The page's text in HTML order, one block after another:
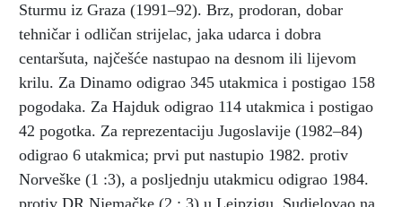
Sturmu iz Graza (1991–92). Brz, prodoran, dobar
tehničar i odličan strijelac, jaka udarca i dobra
centaršuta, najčešće nastupao na desnom ili lijevom
krilu. Za Dinamo odigrao 345 utakmica i postigao 158
pogodaka. Za Hajduk odigrao 114 utakmica i postigao
42 pogotka. Za reprezentaciju Jugoslavije (1982–84)
odigrao 6 utakmica; prvi put nastupio 1982. protiv
Norveške (1 :3), a posljednju utakmicu odigrao 1984.
protiv DR Njemačke (2 : 3) u Leipzigu. Sudjelovao na